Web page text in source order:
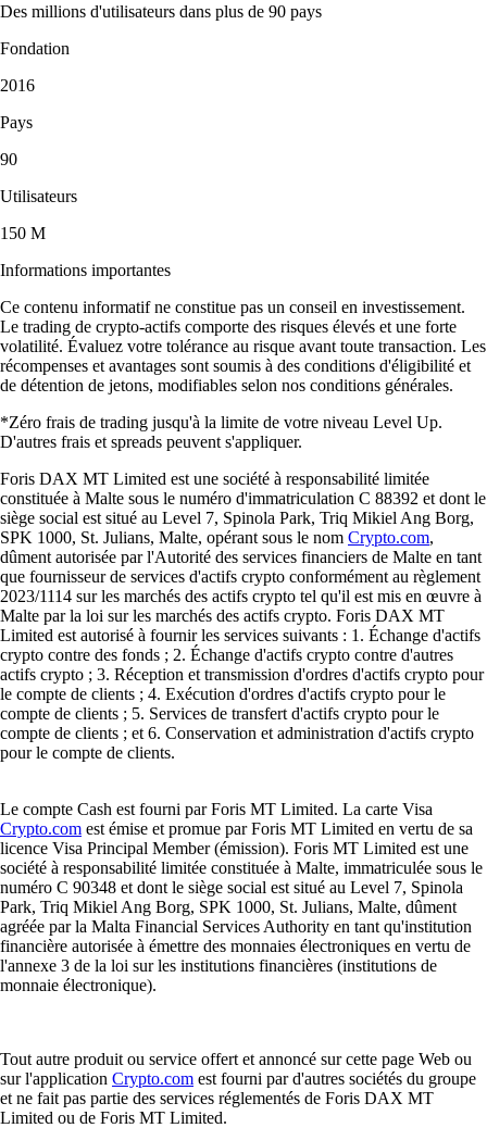
Des millions d'utilisateurs dans plus de 90 pays
Fondation
2016
Pays
90
Utilisateurs
150 M
Informations importantes
Ce contenu informatif ne constitue pas un conseil en investissement.
Le trading de crypto-actifs comporte des risques élevés et une forte
volatilité. Évaluez votre tolérance au risque avant toute transaction. Les
récompenses et avantages sont soumis à des conditions d'éligibilité et
de détention de jetons, modifiables selon nos conditions générales.
*Zéro frais de trading jusqu'à la limite de votre niveau Level Up.
D'autres frais et spreads peuvent s'appliquer.
Foris DAX MT Limited est une société à responsabilité limitée
constituée à Malte sous le numéro d'immatriculation C 88392 et dont le
siège social est situé au Level 7, Spinola Park, Triq Mikiel Ang Borg,
SPK 1000, St. Julians, Malte, opérant sous le nom Crypto.com,
dûment autorisée par l'Autorité des services financiers de Malte en tant
que fournisseur de services d'actifs crypto conformément au règlement
2023/1114 sur les marchés des actifs crypto tel qu'il est mis en œuvre à
Malte par la loi sur les marchés des actifs crypto. Foris DAX MT
Limited est autorisé à fournir les services suivants : 1. Échange d'actifs
crypto contre des fonds ; 2. Échange d'actifs crypto contre d'autres
actifs crypto ; 3. Réception et transmission d'ordres d'actifs crypto pour
le compte de clients ; 4. Exécution d'ordres d'actifs crypto pour le
compte de clients ; 5. Services de transfert d'actifs crypto pour le
compte de clients ; et 6. Conservation et administration d'actifs crypto
pour le compte de clients.
Le compte Cash est fourni par Foris MT Limited. La carte Visa
Crypto.com est émise et promue par Foris MT Limited en vertu de sa
licence Visa Principal Member (émission). Foris MT Limited est une
société à responsabilité limitée constituée à Malte, immatriculée sous le
numéro C 90348 et dont le siège social est situé au Level 7, Spinola
Park, Triq Mikiel Ang Borg, SPK 1000, St. Julians, Malte, dûment
agréée par la Malta Financial Services Authority en tant qu'institution
financière autorisée à émettre des monnaies électroniques en vertu de
l'annexe 3 de la loi sur les institutions financières (institutions de
monnaie électronique).
Tout autre produit ou service offert et annoncé sur cette page Web ou
sur l'application Crypto.com est fourni par d'autres sociétés du groupe
et ne fait pas partie des services réglementés de Foris DAX MT
Limited ou de Foris MT Limited.